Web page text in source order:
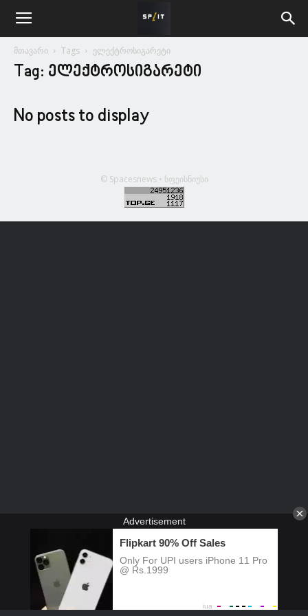
მთავარი Tags ელექტროსიგარეტი
Tag: ელექტროსიგარეტი
No posts to display
© Spacesnews • სფეისნიუსი